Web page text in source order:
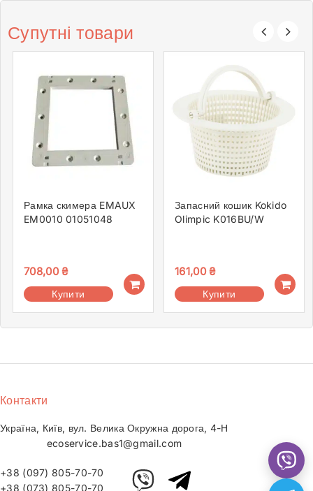
Супутні товари
Рамка скимера EMAUX
EM0010 01051048
708,00₴
Купити
Запасний кошик Kokido
Olimpic K016BU/W
161,00₴
Купити
Контакти
Україна, Київ, вул. Велика Окружна дорога, 4-Н
ecoservice.bas1@gmail.com
+38 (097) 805-70-70
+38 (073) 805-70-70